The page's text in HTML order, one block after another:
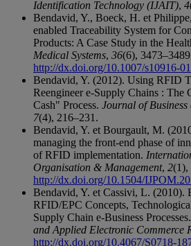
Identification Technology (IJAIT), 4
Bendavid, Y., Boeck, H. et
enabled Traceability System for
Products: A Case Study in the
Medical Systems, 36(6),
http://dx.doi.org/10.1007/s10916-
Bendavid, Y. (2012). Using RFID
Reengineer e-Supply Chains : The
Cash" Process. Journal of Business
7(4), 216–231.
Bendavid, Y. et Bourgault, M.
managing the front-end phase of
of RFID implementation.
Organisation & Management, 2(1),
http://dx.doi.org/10.1504/
Bendavid, Y. et Cassivi, L. (2010).
RFID/EPC Concepts,
Supply Chain e-Business Processes.
and Applied Electronic Commerce
http://dx.doi.org/10.4067/S0718-